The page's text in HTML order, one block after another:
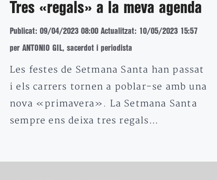
Tres «regals» a la meva agenda
Publicat: 09/04/2023 08:00 Actualitzat: 10/05/2023 15:57
per ANTONIO GIL, sacerdot i periodista
Les festes de Setmana Santa han passat
i els carrers tornen a poblar-se amb una
nova «primavera». La Setmana Santa
sempre ens deixa tres regals…